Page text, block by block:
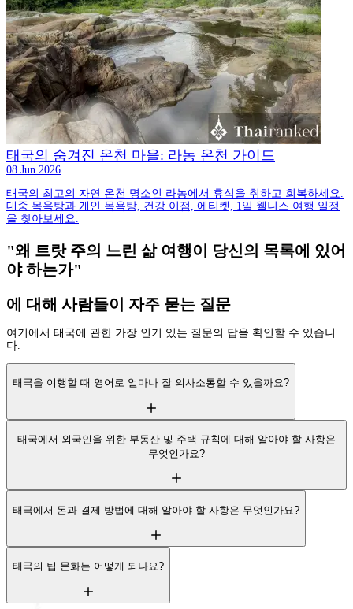
태국의 숨겨진 온천 마을: 라농 온천 가이드
08 Jun 2026
태국의 최고의 자연 온천 명소인 라농에서 휴식을 취하고 회복하세요.
대중 목욕탕과 개인 목욕탕, 건강 이점, 에티켓, 1일 웰니스 여행 일정
을 찾아보세요.
"왜 트랏 주의 느린 삶 여행이 당신의 목록에 있어
야 하는가"
에 대해 사람들이 자주 묻는 질문
여기에서 태국에 관한 가장 인기 있는 질문의 답을 확인할 수 있습니
다.
태국을 여행할 때 영어로 얼마나 잘 의사소통할 수 있을까요?
태국에서 외국인을 위한 부동산 및 주택 규칙에 대해 알아야 할 사항은
무엇인가요?
태국에서 돈과 결제 방법에 대해 알아야 할 사항은 무엇인가요?
태국의 팁 문화는 어떻게 되나요?